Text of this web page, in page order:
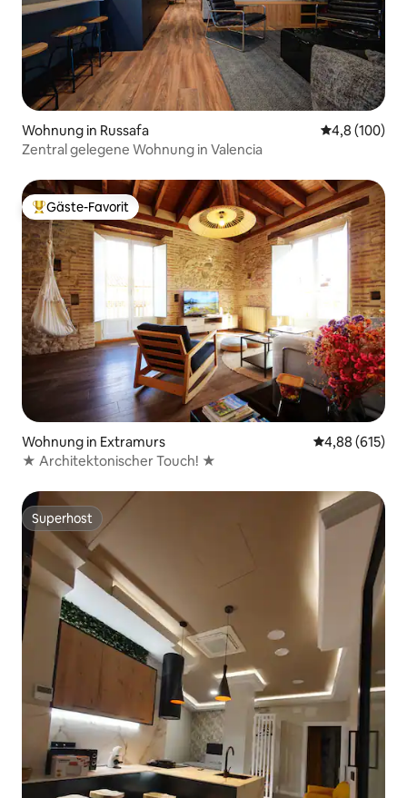
Wohnung in Russafa
4,8 (100)
Zentral gelegene Wohnung in Valencia
Beliebter Gäste-Favorit.
Gäste-Favorit
Wohnung in Extramurs
4,88 (615)
★ Architektonischer Touch! ★
Superhost
Superhost